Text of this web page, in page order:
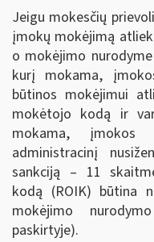
Jeigu mokesčių
įmokų mokėjimą
o mokėjimo
kurį mokama,
būtinos mokėjimui
mokėtojo kodą ir
mokama,
administracinį
sankciją – 11
kodą (ROIK) būtina
mokėjimo
paskirtyje).